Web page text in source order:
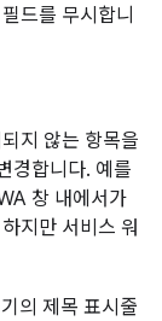
드를 무시합니
지 않는 항목을
경합니다. 예를
창 내에서가
지만 서비스 워
의 제목 표시줄